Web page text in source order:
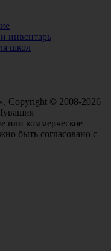
инвентарь
школ
Copyright © 2008-2026
или коммерческое
быть согласовано с